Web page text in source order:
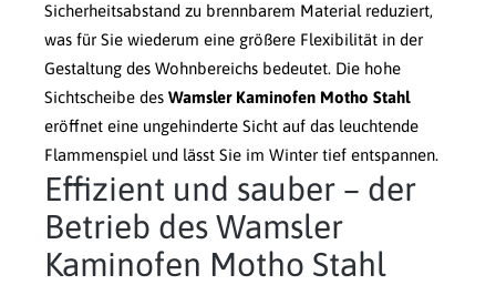
Sicherheitsabstand zu brennbarem Material reduziert,
was für Sie wiederum eine größere Flexibilität in der
Gestaltung des Wohnbereichs bedeutet. Die hohe
Sichtscheibe des Wamsler Kaminofen Motho Stahl
eröffnet eine ungehinderte Sicht auf das leuchtende
Flammenspiel und lässt Sie im Winter tief entspannen.
Effizient und sauber – der
Betrieb des Wamsler
Kaminofen Motho Stahl